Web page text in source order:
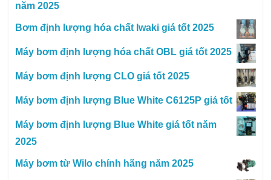
năm 2025
Bơm định lượng hóa chất Iwaki giá tốt 2025
Máy bơm định lượng hóa chất OBL giá tốt 2025
Máy bơm định lượng CLO giá tốt 2025
Máy bơm định lượng Blue White C6125P giá tốt
Máy bơm định lượng Blue White giá tốt năm
2025
Máy bơm từ Wilo chính hãng năm 2025